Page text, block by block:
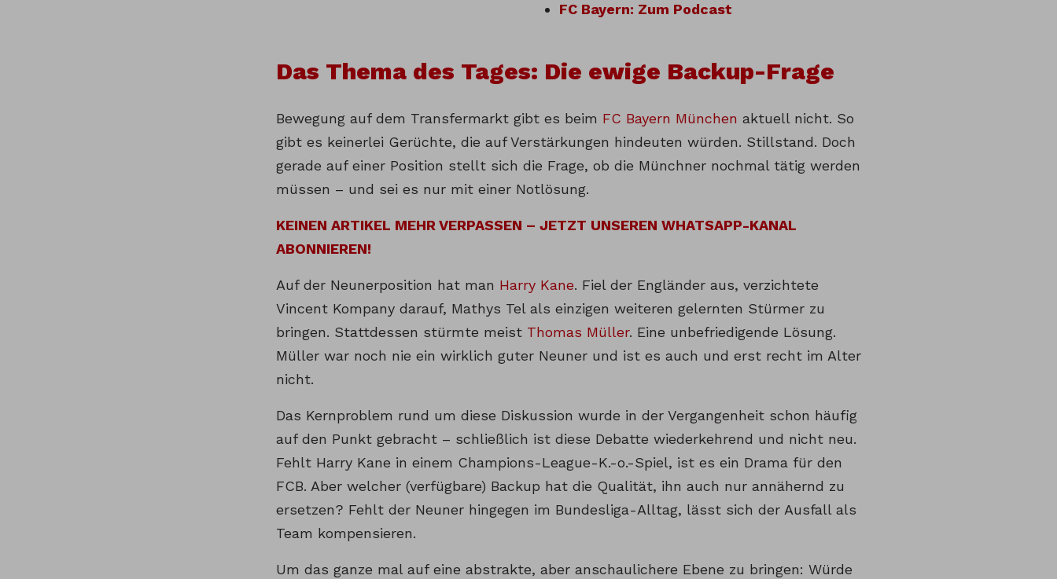
FC Bayern: Zum Podcast
Das Thema des Tages: Die ewige Backup-Frage
Bewegung auf dem Transfermarkt gibt es beim FC Bayern München aktuell nicht. So
gibt es keinerlei Gerüchte, die auf Verstärkungen hindeuten würden. Stillstand. Doch
gerade auf einer Position stellt sich die Frage, ob die Münchner nochmal tätig werden
müssen – und sei es nur mit einer Notlösung.
KEINEN ARTIKEL MEHR VERPASSEN – JETZT UNSEREN WHATSAPP-KANAL
ABONNIEREN!
Auf der Neunerposition hat man Harry Kane. Fiel der Engländer aus, verzichtete
Vincent Kompany darauf, Mathys Tel als einzigen weiteren gelernten Stürmer zu
bringen. Stattdessen stürmte meist Thomas Müller. Eine unbefriedigende Lösung.
Müller war noch nie ein wirklich guter Neuner und ist es auch und erst recht im Alter
nicht.
Das Kernproblem rund um diese Diskussion wurde in der Vergangenheit schon häufig
auf den Punkt gebracht – schließlich ist diese Debatte wiederkehrend und nicht neu.
Fehlt Harry Kane in einem Champions-League-K.-o.-Spiel, ist es ein Drama für den
FCB. Aber welcher (verfügbare) Backup hat die Qualität, ihn auch nur annähernd zu
ersetzen? Fehlt der Neuner hingegen im Bundesliga-Alltag, lässt sich der Ausfall als
Team kompensieren.
Um das ganze mal auf eine abstrakte, aber anschaulichere Ebene zu bringen: Würde